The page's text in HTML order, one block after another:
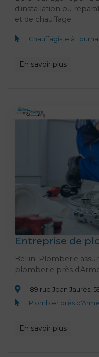
d'installation ou
et de chauffage.
Chauffagiste à Tournai
En savoir plus
Entreprise de
Bellini Plomberie
plomberie près
89 rue Jean Jaurès,
Plombier près
En savoir plus